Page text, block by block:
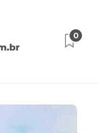
0